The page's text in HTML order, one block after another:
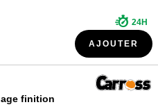
24H
AJOUTER
finition